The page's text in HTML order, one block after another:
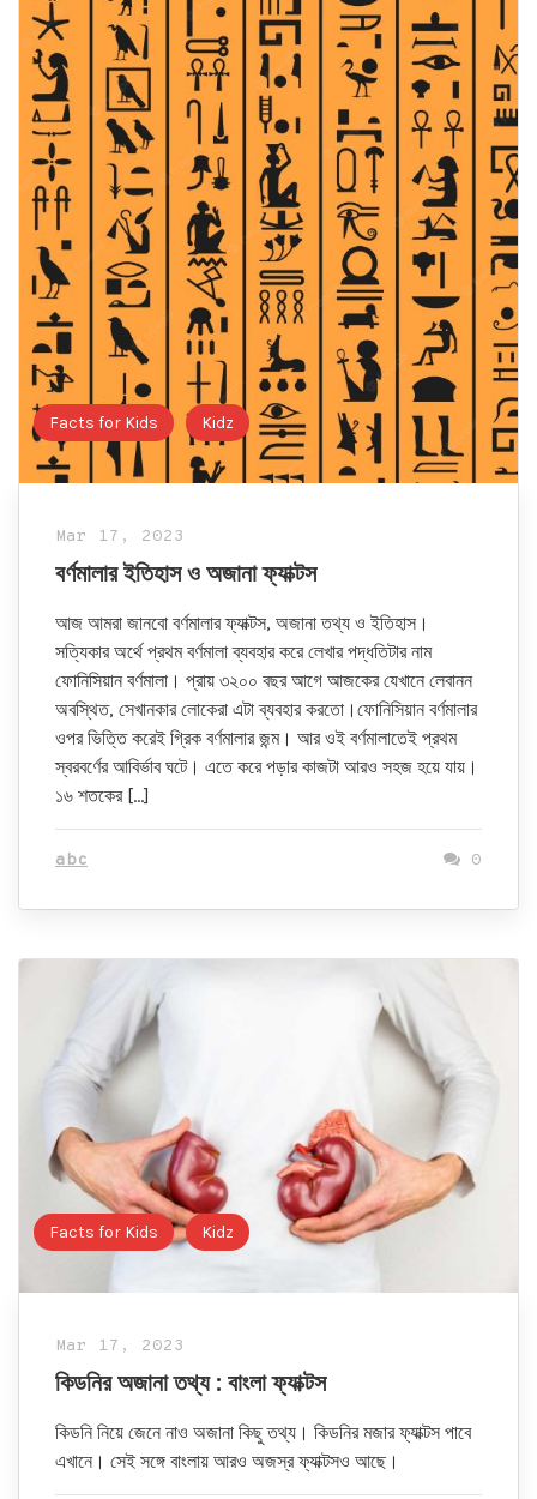
Facts for Kids Kidz
Mar 17, 2023
বর্ণমালার ইতিহাস ও অজানা ফ্যাক্টস
আজ আমরা জানবো বর্ণমালার ফ্যাক্টস, অজানা তথ্য ও ইতিহাস।
সত্যিকার অর্থে প্রথম বর্ণমালা ব্যবহার করে লেখার পদ্ধতিটার নাম
ফোনিসিয়ান বর্ণমালা। প্রায় ৩২০০ বছর আগে আজকের যেখানে লেবানন
অবস্থিত, সেখানকার লোকেরা এটা ব্যবহার করতো।ফোনিসিয়ান বর্ণমালার
ওপর ভিত্তি করেই গ্রিক বর্ণমালার জন্ম। আর ওই বর্ণমালাতেই প্রথম
স্বরবর্ণের আবির্ভাব ঘটে। এতে করে পড়ার কাজটা আরও সহজ হয়ে যায়।
১৬ শতকের […]
abc 0
Facts for Kids Kidz
Mar 17, 2023
কিডনির অজানা তথ্য : বাংলা ফ্যাক্টস
কিডনি নিয়ে জেনে নাও অজানা কিছু তথ্য। কিডনির মজার ফ্যাক্টস পাবে
এখানে। সেই সঙ্গে বাংলায় আরও অজস্র ফ্যাক্টসও আছে।